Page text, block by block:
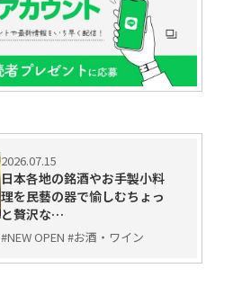
2026.07.15
日本各地の銘酒やお手製小料
理を民藝の器で愉しむちょっ
と贅沢な…
#NEW OPEN #お酒・ワイン